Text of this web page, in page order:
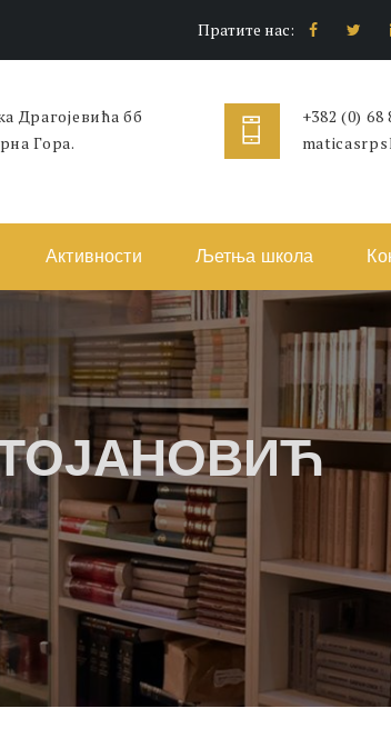
Пратите нас:
Драгојевића бб
Гора.
+382 (0) 68
Активности Љетња школа